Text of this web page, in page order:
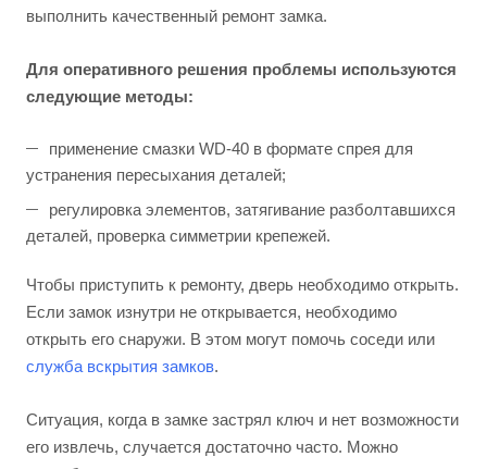
выполнить качественный ремонт замка.
Для оперативного решения проблемы используются
следующие методы:
применение смазки WD-40 в формате спрея для
устранения пересыхания деталей;
регулировка элементов, затягивание разболтавшихся
деталей, проверка симметрии крепежей.
Чтобы приступить к ремонту, дверь необходимо открыть.
Если замок изнутри не открывается, необходимо
открыть его снаружи. В этом могут помочь соседи или
служба вскрытия замков.
Ситуация, когда в замке застрял ключ и нет возможности
его извлечь, случается достаточно часто. Можно